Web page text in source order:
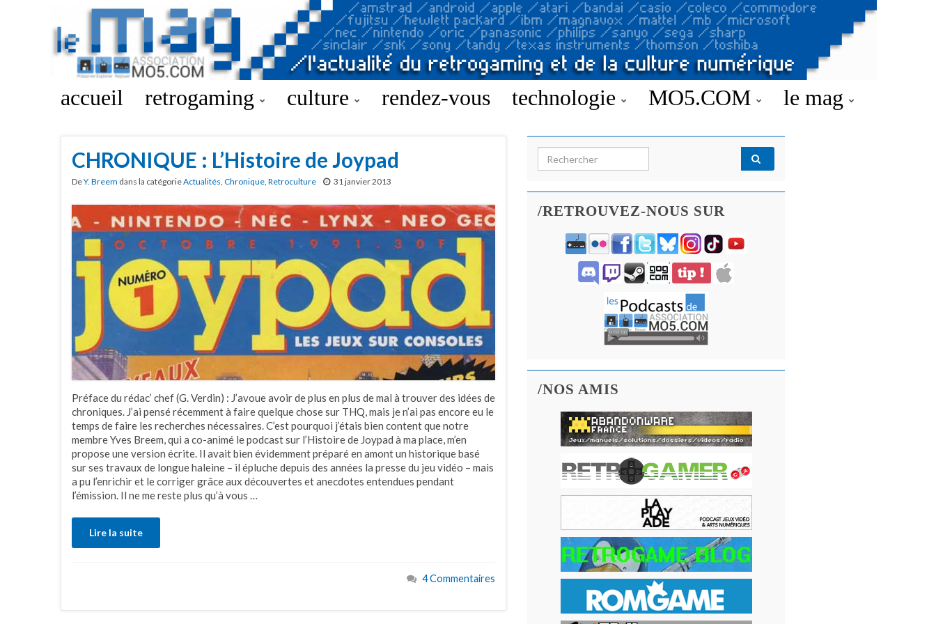
accueil retrogaming culture rendez-vous technologie MO5.COM le mag
CHRONIQUE : L’Histoire de Joypad
DeY. Breem dans la catégorieActualités, Chronique, Retroculture 31 janvier 2013
Préface du rédac’ chef (G. Verdin) : J’avoue avoir de plus en plus de mal à trouver des idées de
chroniques. J’ai pensé récemment à faire quelque chose sur THQ, mais je n’ai pas encore eu le
temps de faire les recherches nécessaires. C’est pourquoi j’étais bien content que notre
membre Yves Breem, qui a co-animé le podcast sur l’Histoire de Joypad à ma place, m’en
propose une version écrite. Il avait bien évidemment préparé en amont un historique basé
sur ses travaux de longue haleine – il épluche depuis des années la presse du jeu vidéo – mais
a pu l’enrichir et le corriger grâce aux découvertes et anecdotes entendues pendant
l’émission. Il ne me reste plus qu’à vous …
Lire la suite
4 Commentaires
Search for:
/RETROUVEZ-NOUS SUR
/NOS AMIS